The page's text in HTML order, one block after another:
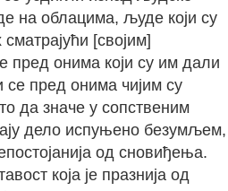
на облацима, људе који су
[својим]
пред онима који су им дали
се пред онима чијим су
да значе у сопственим
дело испуњено безумљем,
од сновиђења.
која је празнија од